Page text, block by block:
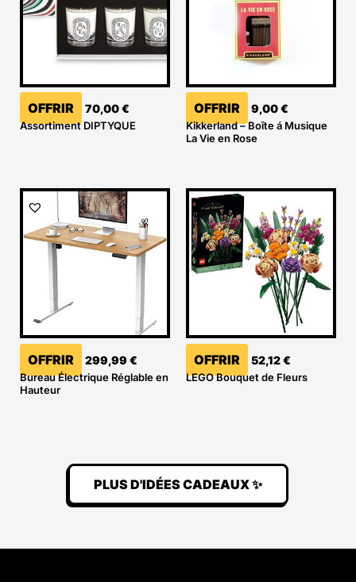
OFFRIR 70,00€
Assortiment DIPTYQUE
OFFRIR 9,00€
Kikkerland – Boîte á Musique
La Vie en Rose
OFFRIR 299,99 €
Bureau Électrique Réglable en
Hauteur
OFFRIR 52,12€
LEGO Bouquet de Fleurs
PLUS D'IDÉES CADEAUX ✨